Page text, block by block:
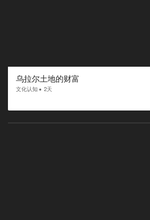
乌拉尔土地的财富
文化认知 2天